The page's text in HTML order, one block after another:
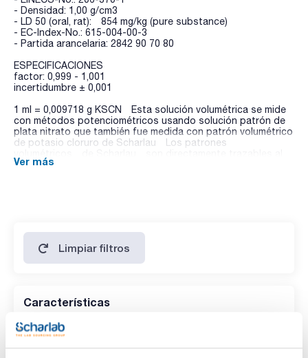
- Densidad: 1,00 g/cm3
- LD 50 (oral, rat): 854 mg/kg (pure substance)
- EC-Index-No.: 615-004-00-3
- Partida arancelaria: 2842 90 70 80
ESPECIFICACIONES
factor: 0,999 - 1,001
incertidumbre ± 0,001
1 ml = 0,009718 g KSCN Esta solución volumétrica se mide
con métodos potenciométricos usando solución patrón de
plata nitrato que también fue medida con patrón volumétrico
de potasio cloruro de Scharlau Los patrones
material de Referencia (SRM) de NIST (National Institute of
Ver más
Limpiar filtros
Características
Capacidad
x 1 l(1)